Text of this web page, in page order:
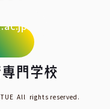
All rights reserved.